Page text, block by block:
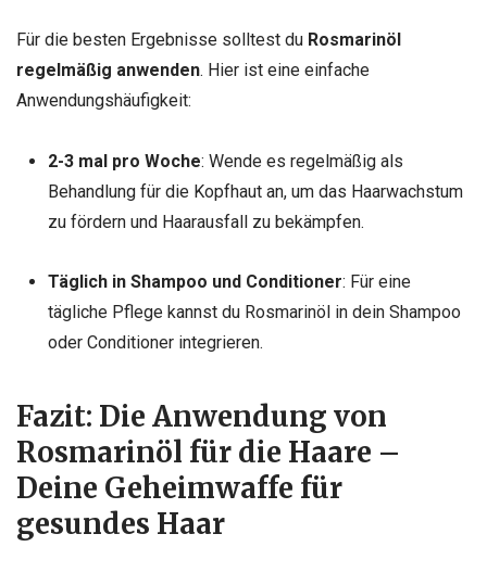
Für die besten Ergebnisse solltest du Rosmarinöl
regelmäßig anwenden. Hier ist eine einfache
Anwendungshäufigkeit:
2-3 mal pro Woche: Wende es regelmäßig als
Behandlung für die Kopfhaut an, um das Haarwachstum
zu fördern und Haarausfall zu bekämpfen.
Täglich in Shampoo und Conditioner: Für eine
tägliche Pflege kannst du Rosmarinöl in dein Shampoo
oder Conditioner integrieren.
Fazit: Die Anwendung von
Rosmarinöl für die Haare –
Deine Geheimwaffe für
gesundes Haar